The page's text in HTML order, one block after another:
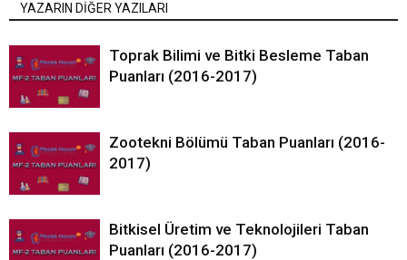
YAZARIN DİĞER YAZILARI
Toprak Bilimi ve Bitki Besleme Taban
Puanları (2016-2017)
Zootekni Bölümü Taban Puanları (2016-
2017)
Bitkisel Üretim ve Teknolojileri Taban
Puanları (2016-2017)